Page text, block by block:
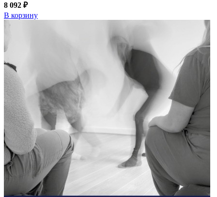
8 092 ₽
В корзину